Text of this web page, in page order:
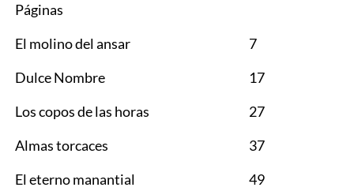
Páginas
El molino del ansar
7
Dulce Nombre
17
Los copos de las horas
27
Almas torcaces
37
El eterno manantial
49